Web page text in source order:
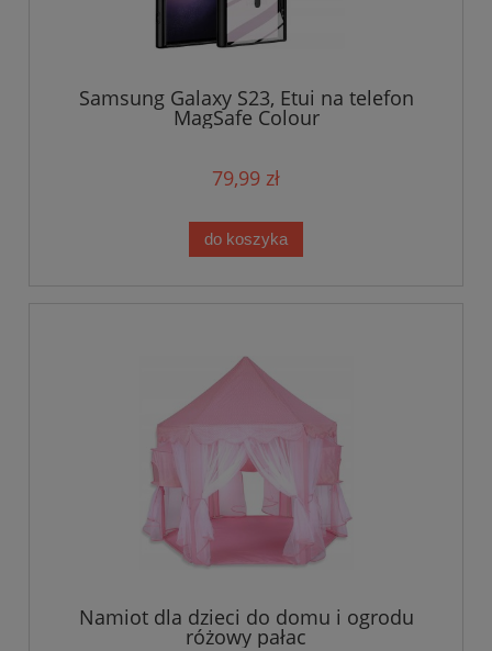
Samsung Galaxy S23, Etui na telefon
MagSafe Colour
79,99 zł
do koszyka
Namiot dla dzieci do domu i ogrodu
różowy pałac